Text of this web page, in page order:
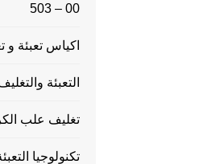
00 – 503
اكياس تعبئة و
التعبئة
تغليف علب
تكنولوجيا